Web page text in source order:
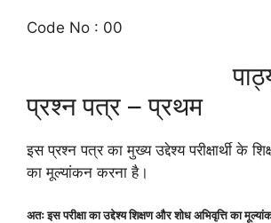
Code No : 00
प्रश्न पत्र – प्रथम
इस प्रश्न पत्र का मुख्य उद्देश्य परीक्षार्थी के
का मूल्यांकन करना है।
अतः इस परीक्षा का उद्देश्य शिक्षण और शोध अभिवृत्ति का